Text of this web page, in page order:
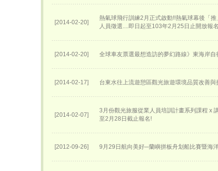
[2014-02-20]
熱氣球飛行訓練2月正式啟動!!熱氣球幕後「
人員徵選....即日起至103年2月25日止開放報
[2014-02-20] 全球車友票選最想造訪的夢幻路線》東海岸
[2014-02-17] 台東水往上流遊憩區觀光旅遊環境品質改善與
[2014-02-07]
3月份觀光旅服從業人員培訓計畫系列課程 x
至2月28日截止報名!
[2012-09-26] 9月29日航向美好─蘭嶼拼板舟划船比賽暨海